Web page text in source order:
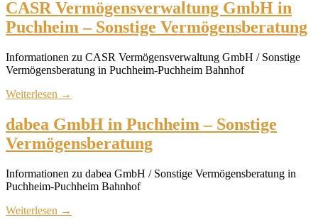
CASR Vermögensverwaltung GmbH in
Puchheim – Sonstige Vermögensberatung
Informationen zu CASR Vermögensverwaltung GmbH / Sonstige
Vermögensberatung in Puchheim-Puchheim Bahnhof
Weiterlesen →
dabea GmbH in Puchheim – Sonstige
Vermögensberatung
Informationen zu dabea GmbH / Sonstige Vermögensberatung in
Puchheim-Puchheim Bahnhof
Weiterlesen →